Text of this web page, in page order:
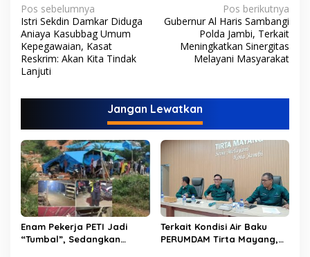
N
a
v
i
s
i
p
o
s
Pos sebelumnya
Istri Sekdin Damkar Diduga
Aniaya Kasubbag Umum
Kepegawaian, Kasat
Reskrim: Akan Kita Tindak
Lanjuti
Pos berikutnya
Gubernur Al Haris Sambangi
Polda Jambi, Terkait
Meningkatkan Sinergitas
Melayani Masyarakat
Jangan Lewatkan
Enam Pekerja PETI Jadi
“Tumbal”, Sedangkan
Terkait Kondisi Air Baku
PERUMDAM Tirta Mayang,